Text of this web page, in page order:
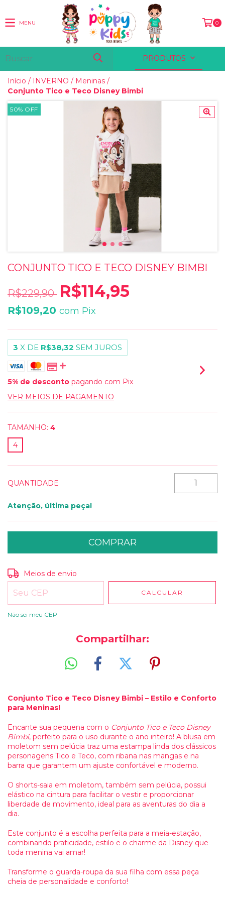
MENU 0
PRODUTOS
Início / INVERNO / Meninas /
Conjunto Tico e Teco Disney Bimbi
50% OFF
CONJUNTO TICO E TECO DISNEY BIMBI
R$229,90 R$114,95
R$109,20 com Pix
3 X DE R$38,32 SEM JUROS
5% de desconto pagando com Pix
VER MEIOS DE PAGAMENTO
TAMANHO: 4
4
QUANTIDADE
Atenção, última peça!
Entregas para o CEP:
Meios de envio
CALCULAR
Não sei meu CEP
Compartilhar:
Conjunto Tico e Teco Disney Bimbi – Estilo e Conforto
para Meninas!
Encante sua pequena com o Conjunto Tico e Teco Disney
Bimbi, perfeito para o uso durante o ano inteiro! A blusa em
moletom sem pelúcia traz uma estampa linda dos clássicos
personagens Tico e Teco, com ribana nas mangas e na
barra que garantem um ajuste confortável e moderno.
O shorts-saia em moletom, também sem pelúcia, possui
elástico na cintura para facilitar o vestir e proporcionar
liberdade de movimento, ideal para as aventuras do dia a
dia.
Este conjunto é a escolha perfeita para a meia-estação,
combinando praticidade, estilo e o charme da Disney que
toda menina vai amar!
Transforme o guarda-roupa da sua filha com essa peça
cheia de personalidade e conforto!